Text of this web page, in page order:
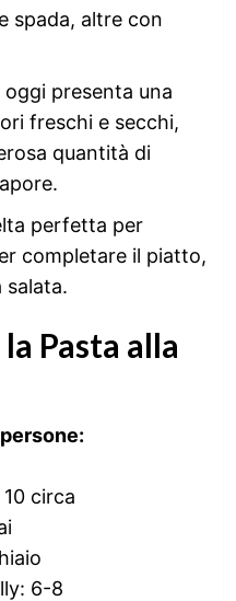
spada, altre con
presenta una
freschi e secchi,
quantità di
perfetta per
completare il piatto,
salata.
Pasta alla
circa
6-8